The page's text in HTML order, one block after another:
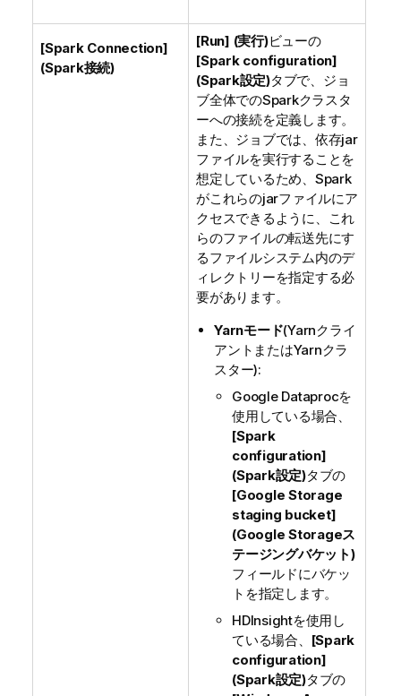
[Spark Connection]
(Spark接続)
[Run] (実行)ビューの
[Spark configuration]
(Spark設定)タブで、ジョ
ブ全体でのSparkクラスタ
ーへの接続を定義します。
また、ジョブでは、依存jar
ファイルを実行することを
想定しているため、Spark
がこれらのjarファイルにア
クセスできるように、これ
らのファイルの転送先にす
るファイルシステム内のデ
ィレクトリーを指定する必
要があります。
Yarnモード(Yarnクライ
アントまたはYarnクラ
スター):
Google Dataprocを
使用している場合、
[Spark
configuration]
(Spark設定)タブの
[Google Storage
staging bucket]
(Google Storageス
テージングバケット)
フィールドにバケッ
トを指定します。
HDInsightを使用し
ている場合、 [Spark
configuration]
(Spark設定)タブの